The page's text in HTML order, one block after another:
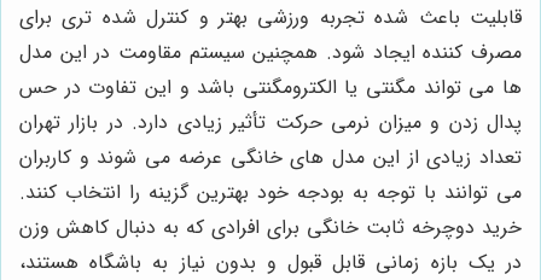
قابلیت باعث شده تجربه ورزشی بهتر و کنترل شده تری برای
مصرف کننده ایجاد شود. همچنین سیستم مقاومت در این مدل
ها می تواند مگنتی یا الکترومگنتی باشد و این تفاوت در حس
پدال زدن و میزان نرمی حرکت تأثیر زیادی دارد. در بازار تهران
تعداد زیادی از این مدل های خانگی عرضه می شوند و کاربران
می توانند با توجه به بودجه خود بهترین گزینه را انتخاب کنند.
خرید دوچرخه ثابت خانگی برای افرادی که به دنبال کاهش وزن
در یک بازه زمانی قابل قبول و بدون نیاز به باشگاه هستند،